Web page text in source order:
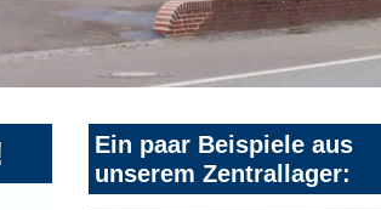
Ein paar Beispiele aus
unserem Zentrallager: